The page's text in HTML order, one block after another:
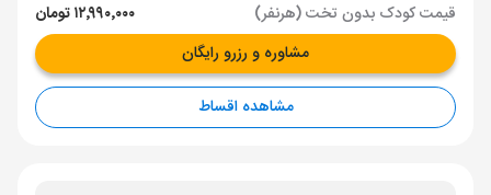
قیمت کودک بدون تخت (هرنفر)
۱۲٬۹۹۰٬۰۰۰ تومان
مشاوره و رزرو رایگان
مشاهده اقساط